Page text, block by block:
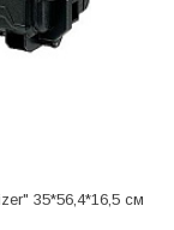
35*56,4*16,5 см